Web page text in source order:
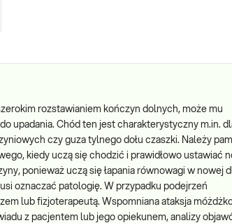
rozstawianiem kończyn dolnych, może mu
upadania. Chód ten jest charakterystyczny m.in.
czy guza tylnego dołu czaszki. Należy
kiedy uczą się chodzić i prawidłowo ustawiać
ponieważ uczą się łapania równowagi w nowej
oznaczać patologię. W przypadku podejrzeń
lub fizjoterapeutą. Wspomniana ataksja
z pacjentem lub jego opiekunem, analizy